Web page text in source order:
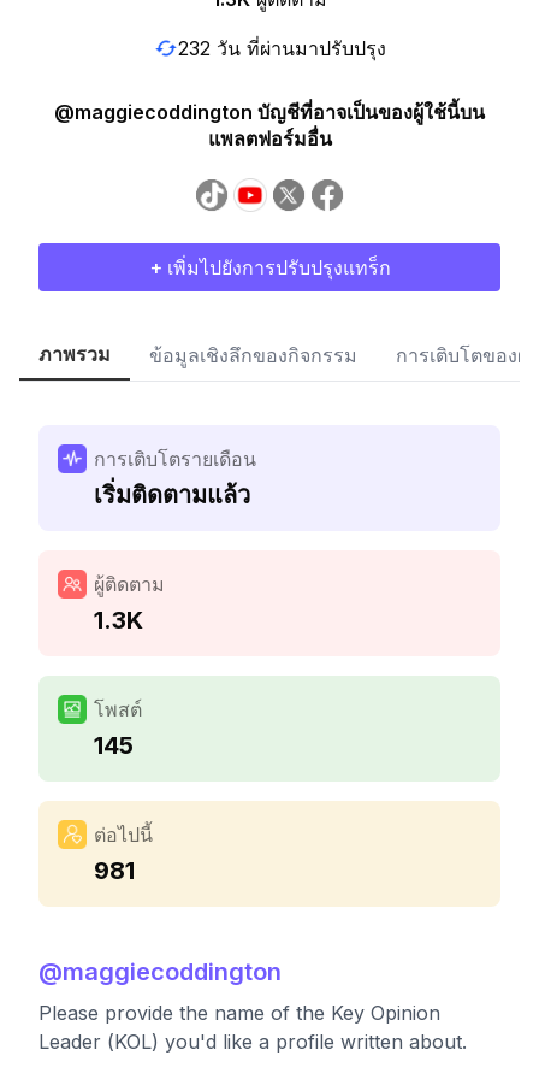
232 วัน ที่ผ่านมาปรับปรุง
@maggiecoddington บัญชีที่อาจเป็นของผู้ใช้นี้บน
แพลตฟอร์มอื่น
+ เพิ่มไปยังการปรับปรุงแทร็ก
ภาพรวม ข้อมูลเชิงลึกของกิจกรรม การเติบโตของผู้
การเติบโตรายเดือน
เริ่มติดตามแล้ว
ผู้ติดตาม
1.3K
โพสต์
145
ต่อไปนี้
981
@maggiecoddington
Please provide the name of the Key Opinion
Leader (KOL) you'd like a profile written about.